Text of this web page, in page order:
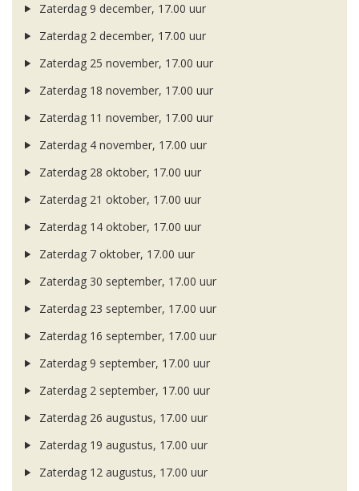
Zaterdag 9 december, 17.00 uur
Zaterdag 2 december, 17.00 uur
Zaterdag 25 november, 17.00 uur
Zaterdag 18 november, 17.00 uur
Zaterdag 11 november, 17.00 uur
Zaterdag 4 november, 17.00 uur
Zaterdag 28 oktober, 17.00 uur
Zaterdag 21 oktober, 17.00 uur
Zaterdag 14 oktober, 17.00 uur
Zaterdag 7 oktober, 17.00 uur
Zaterdag 30 september, 17.00 uur
Zaterdag 23 september, 17.00 uur
Zaterdag 16 september, 17.00 uur
Zaterdag 9 september, 17.00 uur
Zaterdag 2 september, 17.00 uur
Zaterdag 26 augustus, 17.00 uur
Zaterdag 19 augustus, 17.00 uur
Zaterdag 12 augustus, 17.00 uur